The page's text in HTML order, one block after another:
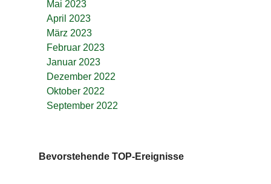
Mai 2023
April 2023
März 2023
Februar 2023
Januar 2023
Dezember 2022
Oktober 2022
September 2022
Bevorstehende TOP-Ereignisse